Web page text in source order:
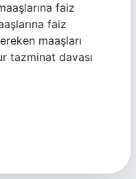
faiz
faiz
maaşları
tazminat davası